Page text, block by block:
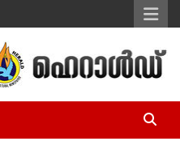
Malayalam